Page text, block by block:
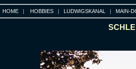
HOME | HOBBIES | LUDWIGSKANAL | MAIN-